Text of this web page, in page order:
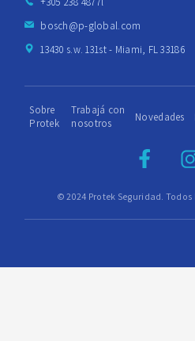
bosch@p-global.com
13430 s.w. 131st - Miami, FL 33186
© 2024 Protek Seguridad.
Sobre
Protek
Trabajá con
nosotros
Novedades